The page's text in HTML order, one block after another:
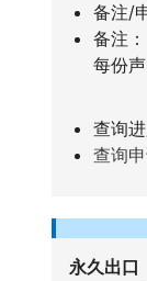
备注/
备注：
每份
查询
查询
永久出口